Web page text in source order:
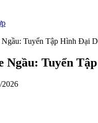
Ngầu: Tuyển Tập Hình Đại
Ngầu: Tuyển
2026